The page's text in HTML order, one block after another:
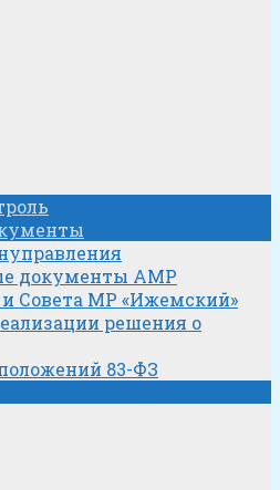
документы АМР
Совета МР «Ижемский»
решения о
83-ФЗ